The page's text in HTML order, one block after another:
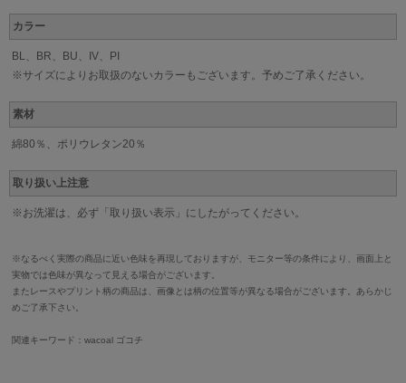
カラー
BL、BR、BU、IV、PI
※サイズによりお取扱のないカラーもございます。予めご了承ください。
素材
綿80％、ポリウレタン20％
取り扱い上注意
※お洗濯は、必ず「取り扱い表示」にしたがってください。
※なるべく実際の商品に近い色味を再現しておりますが、モニター等の条件により、画面上と
実物では色味が異なって見える場合がございます。
またレースやプリント柄の商品は、画像とは柄の位置等が異なる場合がございます。あらかじ
めご了承下さい。
関連キーワード：wacoal ゴコチ